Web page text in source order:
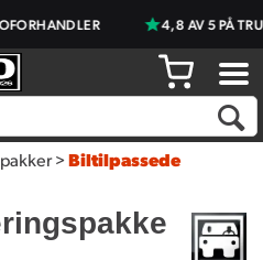
4,8 AV 5 PÅ
>Biltilpassede